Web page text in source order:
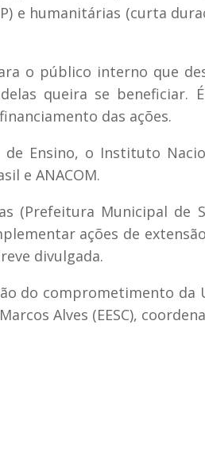
e humanitárias (curta
o público interno que
queira se beneficiar.
das ações.
Ensino, o Instituto
e ANACOM.
(Prefeitura Municipal de
ações de
divulgada.
do comprometimento da
Alves (EESC),